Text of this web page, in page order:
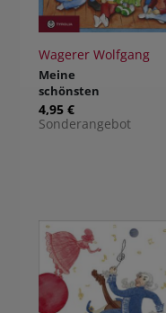
Wagerer Wolfgang
Meine
schönsten
Geschichten
von Oma und
4,95 €
Sonderangebot